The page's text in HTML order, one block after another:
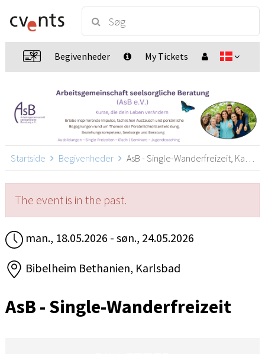
Begivenheder My Tickets
Startside Begivenheder AsB - Single-Wanderfreizeit, Karlsbad
The event is in the past.
man., 18.05.2026 - søn., 24.05.2026
Bibelheim Bethanien, Karlsbad
AsB - Single-Wanderfreizeit